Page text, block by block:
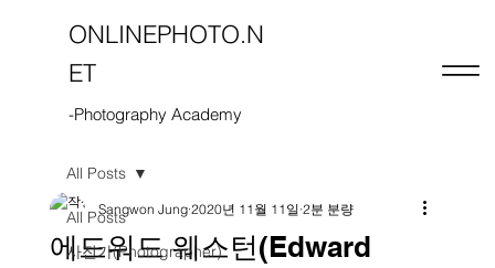
ONLINEPHOTO.N
ET
-Photography Academy
All Posts
사진가(Photographer)
All Posts
에드워드 웨스턴(Edward
Sangwon Jung 2020년 11월 11일 2분 분량